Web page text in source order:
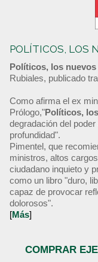
POLÍTICOS, LOS
Políticos, los nuevos
Rubiales, publicado
Como afirma el ex
Prólogo,"Políticos,
degradación del
profundidad".
Pimentel, que
ministros, altos
ciudadano inquieto y
como un libro "duro,
capaz de provocar
dolorosos".
[Más]
COMPRAR